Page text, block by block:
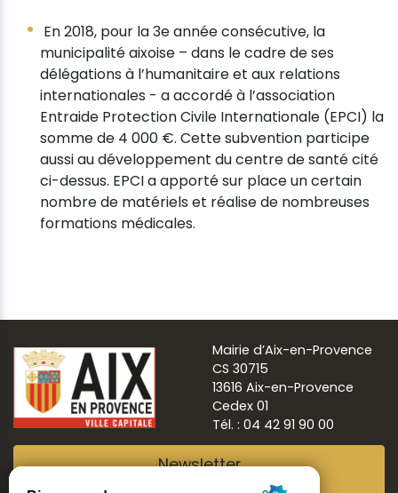
En 2018, pour la 3e année consécutive, la
municipalité aixoise – dans le cadre de ses
délégations à l’humanitaire et aux relations
internationales - a accordé à l’association
Entraide Protection Civile Internationale (EPCI) la
somme de 4 000 €. Cette subvention participe
aussi au développement du centre de santé cité
ci-dessus. EPCI a apporté sur place un certain
nombre de matériels et réalise de nombreuses
formations médicales.
Mairie d’Aix-en-Provence
CS 30715
13616 Aix-en-Provence
Cedex 01
Tél. : 04 42 91 90 00
Newsletter